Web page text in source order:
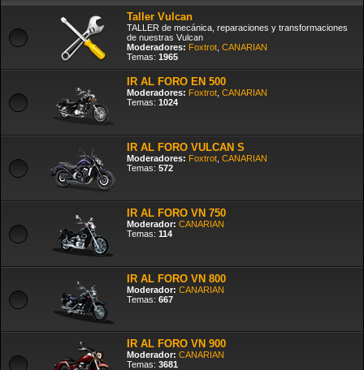
Taller Vulcan
TALLER de mecánica, reparaciones y transformaciones
de nuestras Vulcan
Moderadores: Foxtrot CANARIAN
Temas: 1965
IR AL FORO EN 500
Moderadores: Foxtrot CANARIAN
Temas: 1024
IR AL FORO VULCAN S
Moderadores: Foxtrot CANARIAN
Temas: 572
IR AL FORO VN 750
Moderador: CANARIAN
Temas: 114
IR AL FORO VN 800
Moderador: CANARIAN
Temas: 667
IR AL FORO VN 900
Moderador: CANARIAN
Temas: 3681